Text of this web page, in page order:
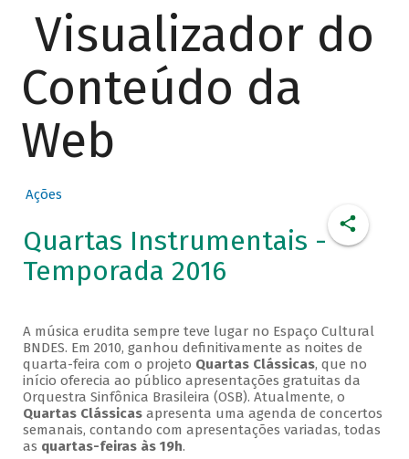
Visualizador do
Conteúdo da
Web
Ações
Quartas Instrumentais -
Temporada 2016
A música erudita sempre teve lugar no Espaço Cultural
BNDES. Em 2010, ganhou definitivamente as noites de
quarta-feira com o projeto Quartas Clássicas, que no
início oferecia ao público apresentações gratuitas da
Orquestra Sinfônica Brasileira (OSB). Atualmente, o
Quartas Clássicasapresenta uma agenda de concertos
semanais, contando com apresentações variadas, todas
as quartas-feiras às 19h.